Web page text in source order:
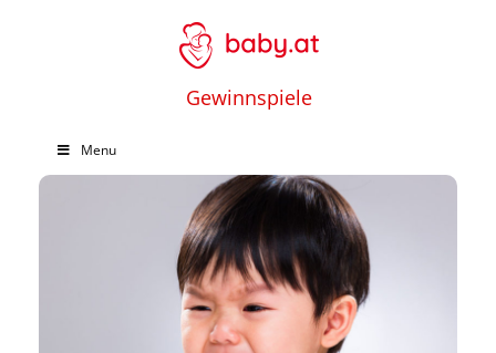
Gewinnspiele
Menu